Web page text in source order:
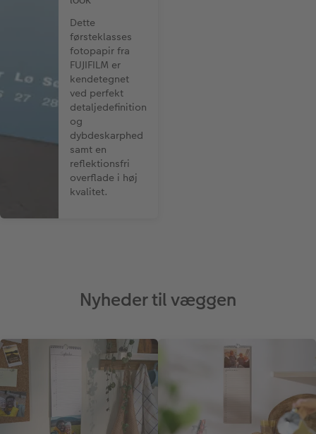
Dette
førsteklasses
fotopapir fra
FUJIFILM er
kendetegnet
ved perfekt
detaljedefinition
og
dybdeskarphed
samt en
reflektionsfri
overflade i høj
kvalitet.
Nyheder til væggen